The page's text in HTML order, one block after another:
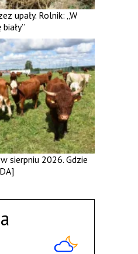
upały. Rolnik: „W
sierpniu 2026. Gdzie